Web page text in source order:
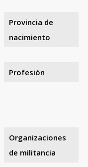
Provincia de
nacimiento
Profesión
Organizaciones
de militancia